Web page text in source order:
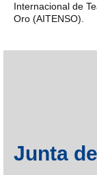
Internacional de
Oro (AITENSO).
Junta